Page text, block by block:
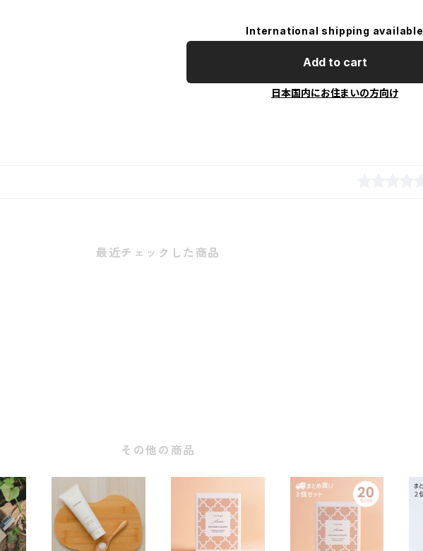
International shipping available
Add to cart
日本国内にお住まいの方向け
最近チェックした商品
その他の商品